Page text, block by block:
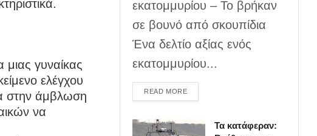
γυναίκας
ελέγχου
στην άμβλωση
να
εκατομμυρίου – Το βρήκαν
σε βουνό από σκουπίδια
Ένα δελτίο αξίας ενός
εκατομμυρίου...
READ MOREDETAILS
Τα κατάφεραν: